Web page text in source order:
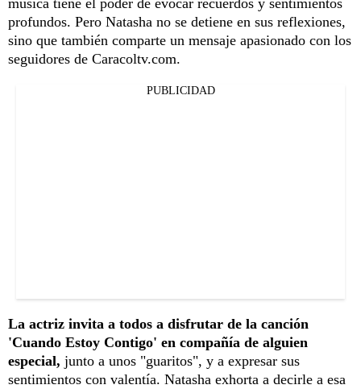
música tiene el poder de evocar recuerdos y sentimientos
profundos. Pero Natasha no se detiene en sus reflexiones,
sino que también comparte un mensaje apasionado con los
seguidores de Caracoltv.com.
PUBLICIDAD
La actriz invita a todos a disfrutar de la canción
'Cuando Estoy Contigo' en compañía de alguien
especial, junto a unos "guaritos", y a expresar sus
sentimientos con valentía. Natasha exhorta a decirle a esa